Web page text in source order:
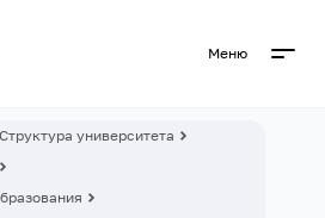
Меню
Структура университета